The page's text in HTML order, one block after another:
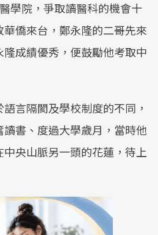
學院，爭取讀醫科的機會十
僑來台，鄭永隆的二哥先來
成績優秀，便鼓勵他考取中
言隔閡及學校制度的不同，
書、度過大學歲月，當時他
央山脈另一頭的花蓮，待上